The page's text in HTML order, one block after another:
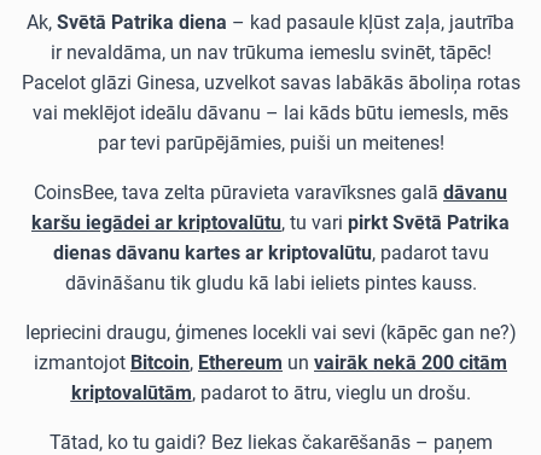
Ak, Svētā Patrika diena – kad pasaule kļūst zaļa, jautrība
ir nevaldāma, un nav trūkuma iemeslu svinēt, tāpēc!
Pacelot glāzi Ginesa, uzvelkot savas labākās āboliņa rotas
vai meklējot ideālu dāvanu – lai kāds būtu iemesls, mēs
par tevi parūpējāmies, puiši un meitenes!
CoinsBee, tava zelta pūravieta varavīksnes galā dāvanu
karšu iegādei ar kriptovalūtu, tu vari pirkt Svētā Patrika
dienas dāvanu kartes ar kriptovalūtu, padarot tavu
dāvināšanu tik gludu kā labi ieliets pintes kauss.
Iepriecini draugu, ģimenes locekli vai sevi (kāpēc gan ne?)
izmantojot Bitcoin, Ethereum un vairāk nekā 200 citām
kriptovalūtām, padarot to ātru, vieglu un drošu.
Tātad, ko tu gaidi? Bez liekas čakarēšanās – paņem